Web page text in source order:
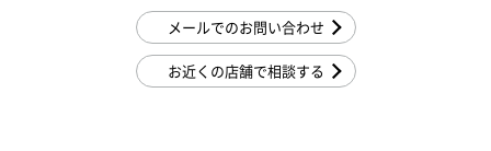
メールでのお問い合わせ
お近くの店舗で相談する